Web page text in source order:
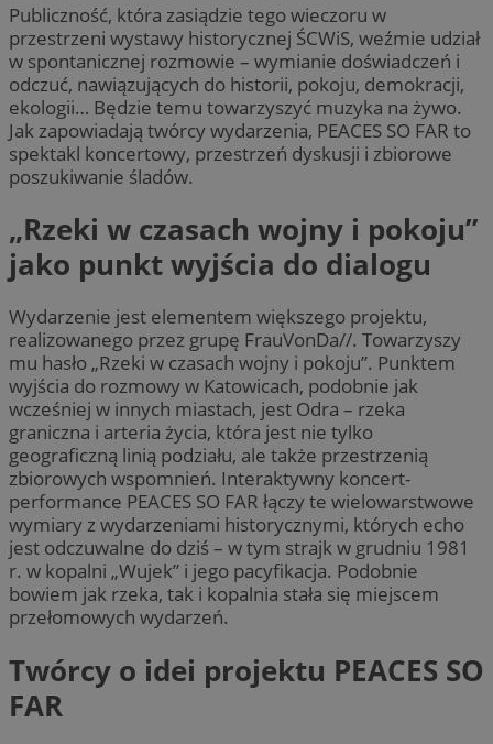
Publiczność, która zasiądzie tego wieczoru w
przestrzeni wystawy historycznej ŚCWiS, weźmie udział
w spontanicznej rozmowie – wymianie doświadczeń i
odczuć, nawiązujących do historii, pokoju, demokracji,
ekologii… Będzie temu towarzyszyć muzyka na żywo.
Jak zapowiadają twórcy wydarzenia, PEACES SO FAR to
spektakl koncertowy, przestrzeń dyskusji i zbiorowe
poszukiwanie śladów.
„Rzeki w czasach wojny i pokoju”
jako punkt wyjścia do dialogu
Wydarzenie jest elementem większego projektu,
realizowanego przez grupę FrauVonDa//. Towarzyszy
mu hasło „Rzeki w czasach wojny i pokoju”. Punktem
wyjścia do rozmowy w Katowicach, podobnie jak
wcześniej w innych miastach, jest Odra – rzeka
graniczna i arteria życia, która jest nie tylko
geograficzną linią podziału, ale także przestrzenią
zbiorowych wspomnień. Interaktywny koncert-
performance PEACES SO FAR łączy te wielowarstwowe
wymiary z wydarzeniami historycznymi, których echo
jest odczuwalne do dziś – w tym strajk w grudniu 1981
r. w kopalni „Wujek” i jego pacyfikacja. Podobnie
bowiem jak rzeka, tak i kopalnia stała się miejscem
przełomowych wydarzeń.
Twórcy o idei projektu PEACES SO
FAR